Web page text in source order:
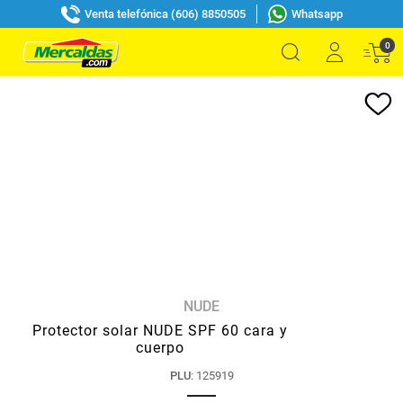
Venta telefónica (606) 8850505 Whatsapp
0
NUDE
Protector solar NUDE SPF 60 cara y
cuerpo
PLU: 125919